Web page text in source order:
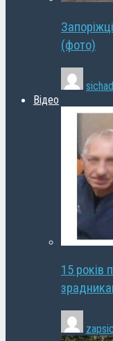
(фото)
Відео
15 років